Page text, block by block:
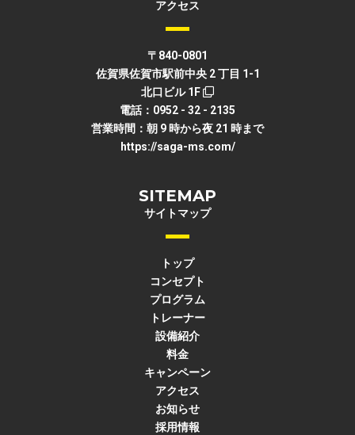
アクセス
〒840-0801
佐賀県佐賀市駅前中央 2 丁目 1-1
北口ビル 1F
電話：0952 - 32 - 2135
営業時間：朝 9 時から夜 21 時まで
https://saga-ms.com/
SITEMAP
サイトマップ
トップ
コンセプト
プログラム
トレーナー
設備紹介
料金
キャンペーン
アクセス
お知らせ
採用情報